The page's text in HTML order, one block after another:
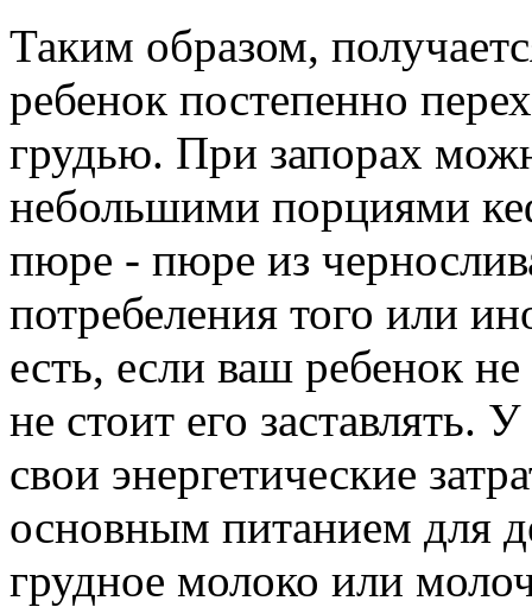
Таким образом,
ребенок постепенно
грудью. При запорах
небольшими порциями
пюре - пюре из
потребеления того или
есть, если ваш ребенок
не стоит его заставлять.
свои энергетические
основным питанием для
грудное молоко или